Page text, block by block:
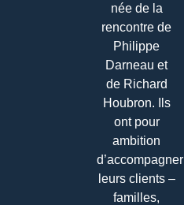
née de la
rencontre de
Philippe
Darneau et
de Richard
Houbron. Ils
ont pour
ambition
d’accompagner
leurs clients –
familles,